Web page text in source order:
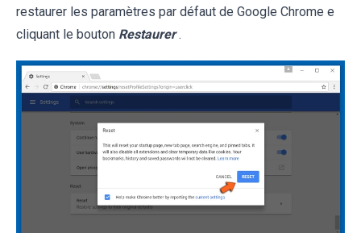
restaurer les paramètres par défaut de Google Chrome e
cliquant le bouton Restaurer .